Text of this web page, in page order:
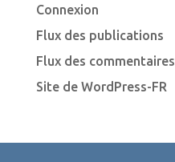
Connexion
Flux des publications
Flux des commentaires
Site de WordPress-FR